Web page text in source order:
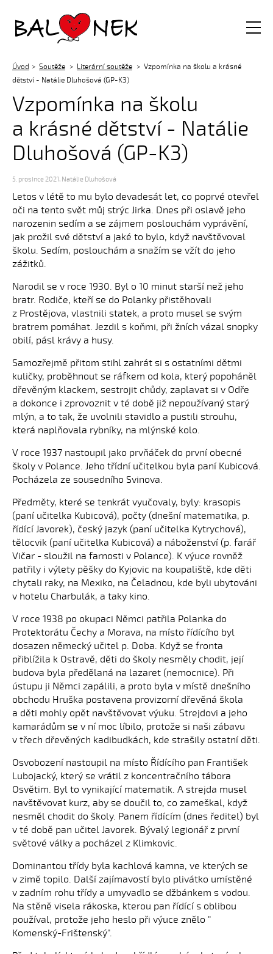
Balónek z.s.
Úvod Soutěže Literární soutěže
Vzpomínka na školu a krásné
dětství - Natálie Dluhošová (GP-K3)
Vzpomínka na školu
a krásné dětství - Natálie
Dluhošová (GP-K3)
5. prosince 2021, Natálie Dluhošová
Letos v létě to mu bylo devadesát let, co poprvé otevřel
oči na tento svět můj strýc Jirka. Dnes při oslavě jeho
narozenin sedím a se zájmem poslouchám vyprávění,
jak prožil své dětství a jaké to bylo, když navštěvoval
školu. Sedím, poslouchám a snažím se vžít do jeho
zážitků.
Narodil se v roce 1930. Byl o 10 minut starší než jeho
bratr. Rodiče, kteří se do Polanky přistěhovali
z Prostějova, vlastnili statek, a proto musel se svým
bratrem pomáhat. Jezdil s koňmi, při žních vázal snopky
obilí, pásl krávy a husy.
Samozřejmě přitom stihl zahrát si s ostatními dětmi
kuličky, proběhnout se ráfkem od kola, který popoháněl
dřevěným klackem, sestrojit chůdy, zaplavat si v Odře
a dokonce i zprovoznit v té době již nepoužívaný starý
mlýn, a to tak, že uvolnili stavidlo a pustili strouhu,
která naplňovala rybníky, na mlýnské kolo.
V roce 1937 nastoupil jako prvňáček do první obecné
školy v Polance. Jeho třídní učitelkou byla paní Kubicová.
Pocházela ze sousedního Svinova.
Předměty, které se tenkrát vyučovaly, byly: krasopis
(paní učitelka Kubicová), počty (dnešní matematika, p.
řídící Javorek), český jazyk (paní učitelka Kytrychová),
tělocvik (paní učitelka Kubicová) a náboženství (p. farář
Vičar - sloužil na farnosti v Polance). K výuce rovněž
patřily i výlety pěšky do Kyjovic na koupaliště, kde děti
chytali raky, na Mexiko, na Čeladnou, kde byli ubytováni
v hotelu Charbulák, a taky kino.
V roce 1938 po okupaci Němci patřila Polanka do
Protektorátu Čechy a Morava, na místo řídícího byl
dosazen německý učitel p. Doba. Když se fronta
přiblížila k Ostravě, děti do školy nesměly chodit, její
budova byla předělaná na lazaret (nemocnice). Při
ústupu ji Němci zapálili, a proto byla v místě dnešního
obchodu Hruška postavena provizorní dřevěná škola
a děti mohly opět navštěvovat výuku. Strejdovi a jeho
kamarádům se v ní moc líbilo, protože si naši zábavu
v třech dřevěných kadibudkách, kde strašily ostatní děti.
Osvobození nastoupil na místo Řídícího pan František
Lubojacký, který se vrátil z koncentračního tábora
Osvětim. Byl to vynikající matematik. A strejda musel
navštěvovat kurz, aby se doučil to, co zameškal, když
nesměl chodit do školy. Panem řídícím (dnes ředitel) byl
v té době pan učitel Javorek. Bývalý legionář z první
světové války a pocházel z Klimkovic.
Dominantou třídy byla kachlová kamna, ve kterých se
v zimě topilo. Další zajímavostí bylo plivátko umístěné
v zadním rohu třídy a umyvadlo se džbánkem s vodou.
Na stěně visela rákoska, kterou pan řídící s oblibou
používal, protože jeho heslo při výuce znělo "
Komenský-Frištenský".